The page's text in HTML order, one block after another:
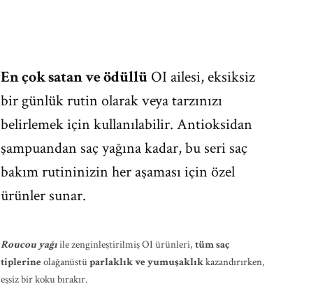
En çok satan ve ödüllüOI ailesi, eksiksiz
bir günlük rutin olarak veya tarzınızı
belirlemek için kullanılabilir. Antioksidan
şampuandan saç yağına kadar, bu seri saç
bakım rutininizin her aşaması için özel
ürünler sunar.
Roucou yağıile zenginleştirilmiş OI ürünleri, tüm saç
tiplerineolağanüstüparlaklık ve yumuşaklıkkazandırırken,
eşsiz bir koku bırakır.